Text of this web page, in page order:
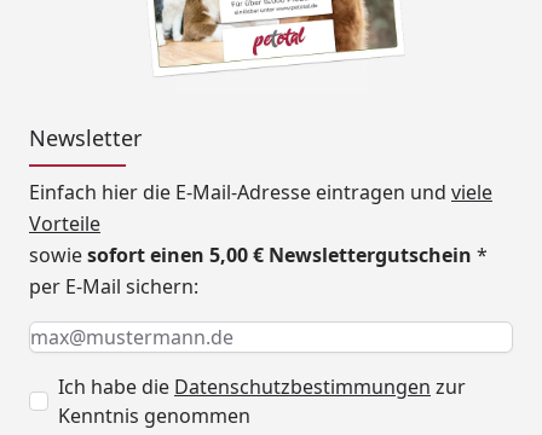
Newsletter
Einfach hier die E-Mail-Adresse eintragen und viele
Vorteile
sowiesofort einen 5,00 € Newslettergutschein *
per E-Mail sichern:
Keine Eingabe erforderlich
Eingabe erforderlich
E-Mail *
Ich habe die Datenschutzbestimmungen zur
Kenntnis genommen